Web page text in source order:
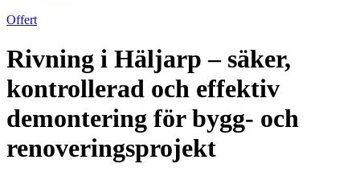
Offert
Rivning i Häljarp – säker,
kontrollerad och effektiv
demontering för bygg- och
renoveringsprojekt